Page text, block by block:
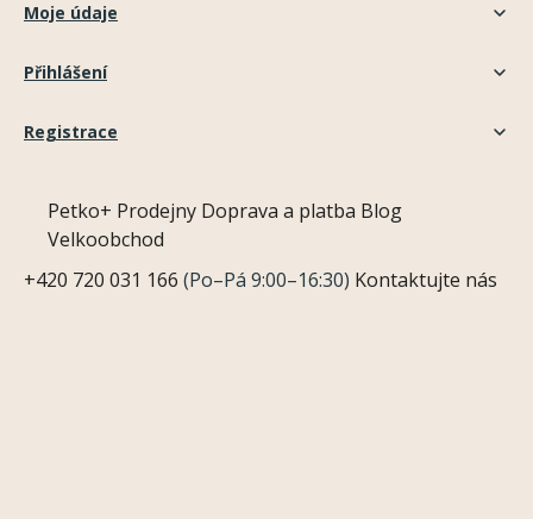
Moje údaje
Přihlášení
Registrace
Petko+ Prodejny Doprava a platba Blog
Velkoobchod
+420 720 031 166 (Po–Pá 9:00–16:30) Kontaktujte nás